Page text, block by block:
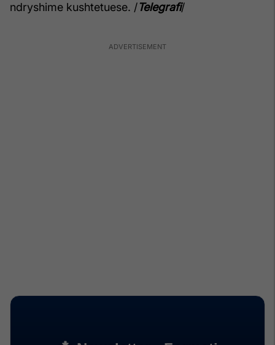
ndryshime kushtetuese. /Telegrafi/